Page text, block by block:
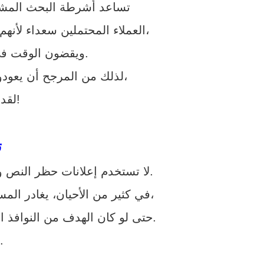
تساعد أشرطة البحث
العملاء المحتملين سعداء لأنهم وجدوا بالضبط ما يحتاجون إليه في ثوانٍ. سيبقي المستخدمين على موقعك لفترة أطول،
ويقضون الوقت في استخدام شريط البحث الخاص بك، والتنقل في صفحتين، ومراجعة النتائج.
لذلك من المرجح أن يعودوا إلى موقعك في المرة القادمة التي يحتاجون فيها إلى شيء من مجال خبرتك. ثانيًا،
لقد منحتهم تجربة عملاء رائعة، والتي يجب أن تكون هدفك الأول!
لا تستخدم إعلانات حظر النص.
في كثير من الأحيان، يغادر المستخدمون الموقع بسبب هذه الإعلانات، مما يؤدي إلى فقدان العملاء المتوقعين المحتملين،
حتى لو كان الهدف من النوافذ المنبثقة هو إنشاءهم في المقام الأول. إن مقاطعة جلساتهم ستجعلك تفقدهم بشكل أسرع.
ستؤدي طبيعتها غير المرغوب فيها إلى إضعاف ثقة العميل.